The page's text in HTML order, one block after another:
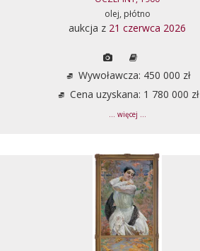
olej, płótno
aukcja z 21 czerwca 2026
Wywoławcza: 450 000 zł
Cena uzyskana: 1 780 000 zł
... więcej ...